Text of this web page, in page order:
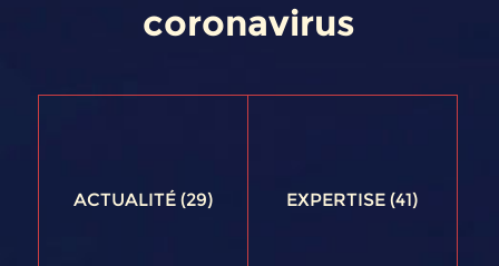
coronavirus
ACTUALITÉ(29) EXPERTISE (41)